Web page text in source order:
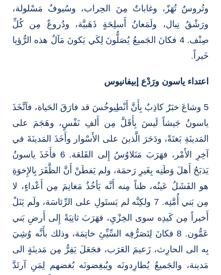
وتُروسٌ تُهَزّ، وغاباتٌ مِنَ الحِراب، وسُيوفٌ مَسْلولة،
ورَشْقُ نِبال، ولَمَعانُ أَسلِحَةٍ ذَهَبيَّة، ودُروعٌ مِن كُلِّ
صِنْف. 4 فكانَ الجَميعُ يُصَلُّونَ لِكَي يَكونَ مَآلُ هذه الرُّؤيا
خَيراً.
اعتداء ياسون ورَدْع إبيفانيوس
5 وشاعَ خبَرٌ كاذِبٌ بِأَنَّ أَنْطِيوخُسَ قد فارَقَ الحَياة، فآتَّخَذَ
ياسونُ جَيشاً لَيسَ بِأَقَلَّ مِن أَلفِ نَفْسٍ، وهَجَمَ على
المَدينَةِ بَغتَةً، ودَحَرَ الَّذينَ على الأَسْوار وأَخَذَ المَدينَةَ في
آخِرِ الأَمْر، فهَرَبَ مَنَلاوُسُ إِلى القَلعَة. 6 فأَخَذَ ياسونُ
يَذبَحُ أَهلَ وَطَنِه بِغَيرِ رَحمَة، ولم يَفطَنْ أَنَّ الظَّفَرَ بِالإِخوَةِ
هو الفَشَلُ عَينُه، ظناً مِنه أَنَّه يَأخُذُ مَغانِمَ مِن أَعْداءٍ، لا
مِن بَني أُمَّتِه. 7 ولكِنَّه لم يَستَولِ على الرِّئاسَة، ولَم يَنَلْ
أَخيراً مِن كَيدِه سوى الخِزْيِ، فهَرَبَ ثانِيَةً إِلى أَرضِ بَني
عَمُّون. 8 فكانَ لِتَصَرُّفِه السِّيِّئِ خاتِمَة، وذلك بأَنَّه وُشِيَ
بِه الى الحارِث، زَعيمَ العَرَب، فجَعَلَ يَفِرُّ مِن مَدينَةٍ الى
مَدينة، والجَميعُ يُطارِدونَه ويُبغِضونَه بُغضهم لِمَنِ آرتَدَّ